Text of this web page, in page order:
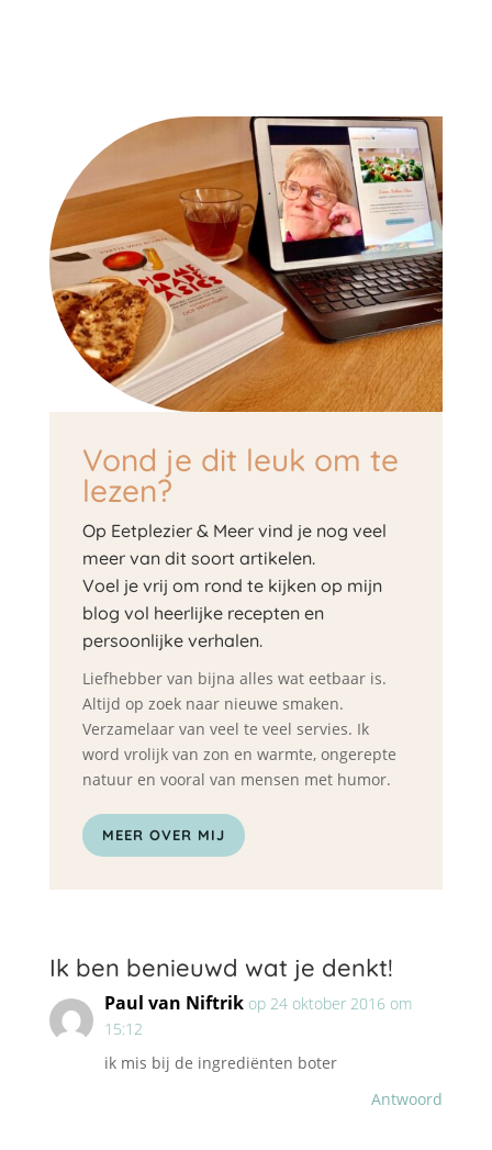
Vond je dit leuk om te
lezen?
Op Eetplezier & Meer vind je nog veel
meer van dit soort artikelen.
Voel je vrij om rond te kijken op mijn
blog vol heerlijke recepten en
persoonlijke verhalen.
Liefhebber van bijna alles wat eetbaar is.
Altijd op zoek naar nieuwe smaken.
Verzamelaar van veel te veel servies. Ik
word vrolijk van zon en warmte, ongerepte
natuur en vooral van mensen met humor.
MEER OVER MIJ
Ik ben benieuwd wat je denkt!
Paul van Niftrik op 24 oktober 2016 om
15:12
ik mis bij de ingrediënten boter
Antwoord